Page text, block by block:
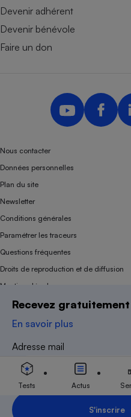
Recevez
En savoir plus
Adresse mail
S'inscrire
Devenir adhérent
Devenir bénévole
Faire un don
Nous contacter
Données personnelles
Plan du site
Newsletter
Conditions générales
Paramétrer les traceurs
Questions fréquentes
Droits de reproduction et de diffusion
Mentions légales
Panel
Association indépendante de l’État,
distributeurs depuis 1951.
Tests Actus